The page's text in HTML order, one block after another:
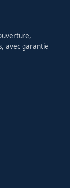
avec garantie